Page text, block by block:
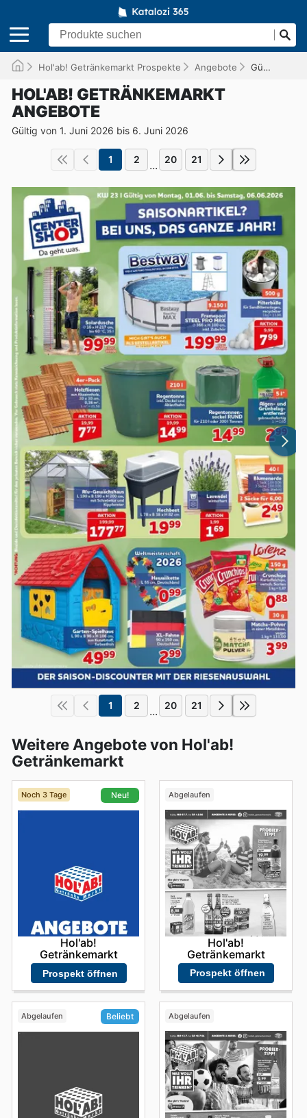
Hol'ab! Getränkemarkt Prospekte Angebote Gültig bis 06.06.2026
HOL'AB! GETRÄNKEMARKT
ANGEBOTE
Gültig von 1. Juni 2026 bis 6. Juni 2026
1 2 ... 20 21
1 2 ... 20 21
Weitere Angebote von Hol'ab!
Getränkemarkt
Noch 3 Tage Neu!
Hol'ab!
Getränkemarkt
Prospekt öffnen
Abgelaufen
Hol'ab!
Getränkemarkt
Prospekt öffnen
Abgelaufen Beliebt Abgelaufen